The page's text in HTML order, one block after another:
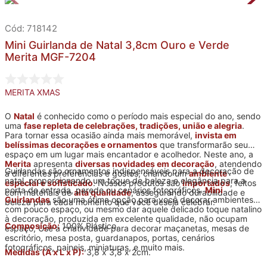
: 718142
Mini Guirlanda de Natal 3,8cm Ouro e Verde
Merita MGF-7204
MERITA XMAS
O Natal é conhecido como o período mais especial do ano, sendo
uma fase repleta de celebrações, tradições, união e alegria.
Para tornar essa ocasião ainda mais memorável, invista em
belíssimas decorações e ornamentos que transformarão seu
espaço em um lugar mais encantador e acolhedor. Neste ano, a
Merita apresenta diversas novidades em decoração, atendendo
a diferentes preferências e gostos, criando umambiente
especial e sofisticado. Nossos produtos sãoimportados, feitos
com materiais dealta qualidade, assegurando durabilidade e
beleza para cada momento que você deseja celebrar.
Guirlandas são ornamentos indispensáveis para a decoração de
natal, proporcionando um toque de beleza e elegância para a
porta de entrada, parede ou cenários fotográficos.Mini
Guirlandassão uma ótima opção para você decorar ambientes
com pouco espaço, ou mesmo dar aquele delicado toque natalino
à decoração, produzida em excelente qualidade, não ocupam
espaço, Use a criatividade para decorar maçanetas, mesas de
escritório, mesa posta, guardanapos, portas, cenários
fotográficos, paineis, miniaturas, e muito mais.
Composição:100% Plástico.
Medidas (A x L x P):3,8 x 3,8 x 2cm.